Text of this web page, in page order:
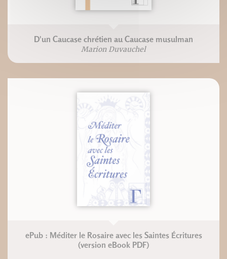
D'un Caucase chrétien au Caucase musulman
Marion Duvauchel
ePub : Méditer le Rosaire avec les Saintes Écritures
(version eBook PDF)